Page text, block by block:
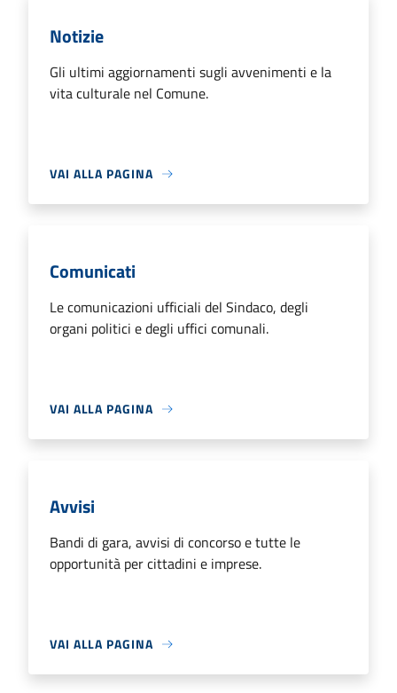
Notizie
Gli ultimi aggiornamenti sugli avvenimenti e la
vita culturale nel Comune.
VAI ALLA PAGINA
Comunicati
Le comunicazioni ufficiali del Sindaco, degli
organi politici e degli uffici comunali.
VAI ALLA PAGINA
Avvisi
Bandi di gara, avvisi di concorso e tutte le
opportunità per cittadini e imprese.
VAI ALLA PAGINA